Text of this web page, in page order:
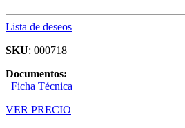
Lista de deseos
SKU: 000718
Documentos:
Ficha Técnica
VER PRECIO